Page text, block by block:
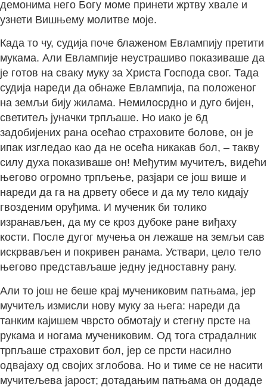
демонима него Богу моме принети жртву хвале и
узнети Вишњему молитве моје.
Када то чу, судија поче блаженом Евлампију претити
мукама. Али Евлампије неустрашиво показиваше да
је готов на сваку муку за Христа Господа свог. Тада
судија нареди да обнаже Евлампија, па положеног
на земљи бију жилама. Немилосрдно и дуго бијен,
светитељ јуначки трпљаше. Но иако је 6д
задобијених рана осећао страховите болове, он је
ипак изгледао као да не осећа никакав бол, – такву
силу духа показиваше он! Међутим мучитељ, видећи
његово огромно трпљење, разјари се још више и
нареди да га на дрвету обесе и да му тело кидају
гвозденим оруђима. И мученик би толико
изранављен, да му се кроз дубоке ране виђаху
кости. После дугог мучења он лежаше на земљи сав
искрвављен и покривен ранама. Уствари, цело тело
његово представљаше једну једноставну рану.
Али то још не беше крај мучениковим патњама, јер
мучитељ измисли нову муку за њега: нареди да
танким кајишем чврсто обмотају и стегну прсте на
рукама и ногама мучениковим. Од тога страдалник
трпљаше страховит бол, јер се прсти насилно
одвајаху од својих зглобова. Но и тиме се не насити
мучитељева јарост; дотадањим патњама он додаде